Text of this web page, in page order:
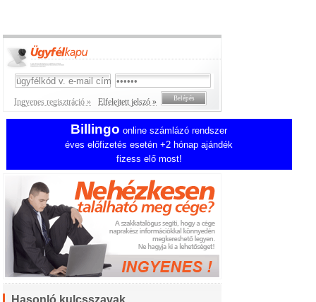
Ingyenes regisztráció » Elfelejtett jelszó »
Billingo online számlázó rendszer
éves előfizetés esetén +2 hónap ajándék
fizess elő most!
Hasonló kulcsszavak